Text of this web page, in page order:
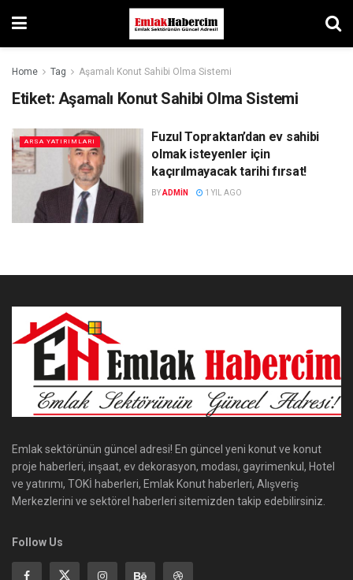
Home Tag Aşamalı Konut Sahibi Olma Sistemi
Etiket: Aşamalı Konut Sahibi Olma Sistemi
ARSA YATIRIMLARI
Fuzul Topraktan’dan ev sahibi
olmak isteyenler için
kaçırılmayacak tarihi fırsat!
BYADMIN 1 YIL AGO
Emlak sektörünün güncel adresi! En güncel yeni konut ve konut
proje haberleri, inşaat, ev dekorasyon, modası, gayrimenkul, Hotel
ve yatırımı, TOKİ haberleri, Emlak Konut haberleri, Alışveriş
Merkezlerini ve sektörel haberleri sitemizden takip edebilirsiniz.
Follow Us